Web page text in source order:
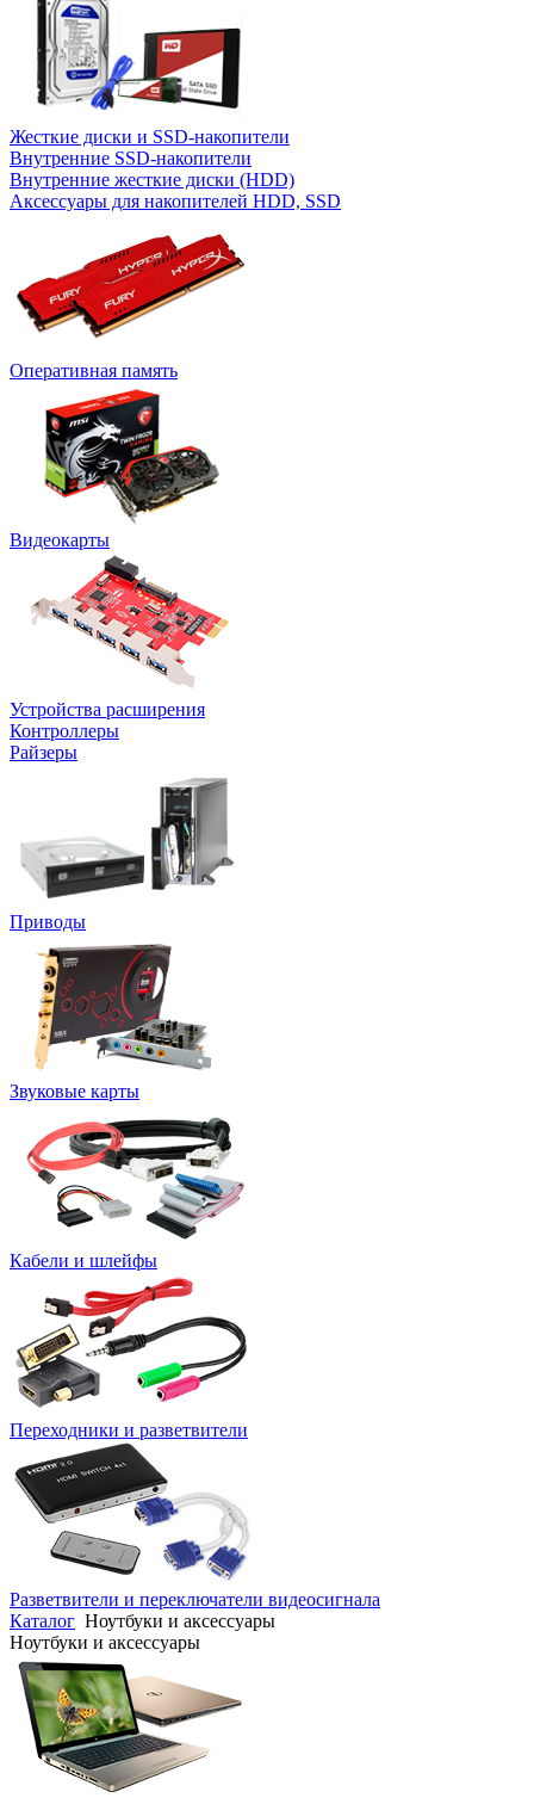
Жесткие диски и SSD-накопители
Внутренние SSD-накопители
Внутренние жесткие диски (HDD)
Аксессуары для накопителей HDD, SSD
Оперативная память
Видеокарты
Устройства расширения
Контроллеры
Райзеры
Приводы
Звуковые карты
Кабели и шлейфы
Переходники и разветвители
Разветвители и переключатели видеосигнала
Каталог Ноутбуки и аксессуары
Ноутбуки и аксессуары